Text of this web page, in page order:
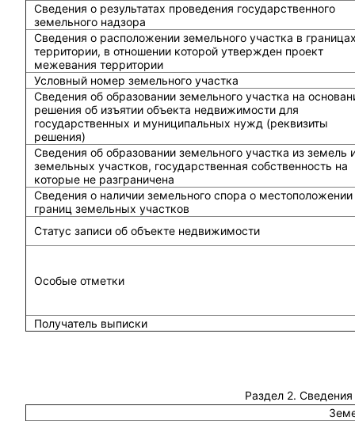
Сведения о результатах проведения государственного
земельного надзора
Сведения о расположении земельного участка в
территории, в отношении которой утвержден проект
межевания территории
Условный номер земельного участка
Сведения об образовании земельного участка на
решения об изъятии объекта недвижимости для
государственных и муниципальных нужд (реквизиты
решения)
Сведения об образовании земельного участка из земель
земельных участков, государственная собственность на
которые не разграничена
Сведения о наличии земельного спора о местоположении
границ земельных участков
Статус записи об объекте недвижимости
Особые отметки
Получатель выписки
Раздел 2.